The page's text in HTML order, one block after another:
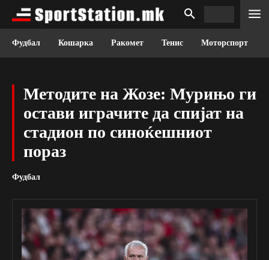
Фудбал Кошарка Ракомет Тенис Моторспорт
Методите на Жозе: Мурињо ги
остави играчите да спијат на
стадион по синоќешниот
пораз
Фудбал